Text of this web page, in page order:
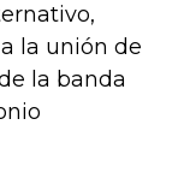
la unión de
la banda